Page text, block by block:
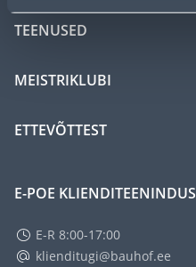
TEENUSED
MEISTRIKLUBI
ETTEVÕTTEST
E-POE KLIENDITEENINDUS
E-R 8:00-17:00
klienditugi@bauhof.ee